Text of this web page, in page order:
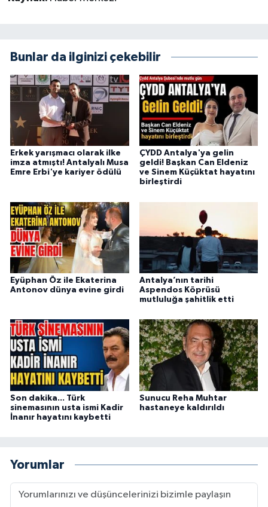
Bunlar da ilginizi çekebilir
Erkek yarışmacı olarak ilke
imza atmıştı! Antalyalı Musa
Emre Erbi'ye kariyer ödülü
ÇYDD Antalya'ya gelin
geldi! Başkan Can Eldeniz
ve Sinem Küçüktat hayatını
birleştirdi
Eyüphan Öz ile Ekaterina
Antonov dünya evine girdi
Antalya’nın tarihi
Aspendos Köprüsü
mutluluğa şahitlik etti
Son dakika... Türk
sinemasının usta ismi Kadir
İnanır hayatını kaybetti
Sunucu Reha Muhtar
hastaneye kaldırıldı
Yorumlar